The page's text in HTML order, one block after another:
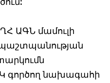
ԱԳՆ մամուլի
պաշտպանության
գործող նախագահի